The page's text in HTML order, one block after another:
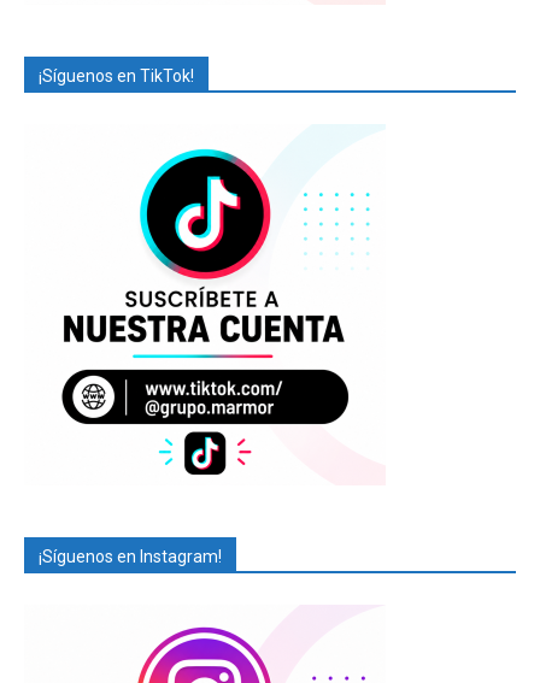
¡Síguenos en TikTok!
¡Síguenos en Instagram!